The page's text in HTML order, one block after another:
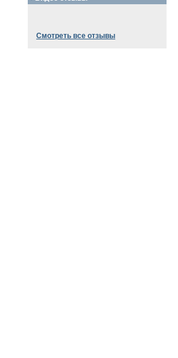
Смотреть все отзывы